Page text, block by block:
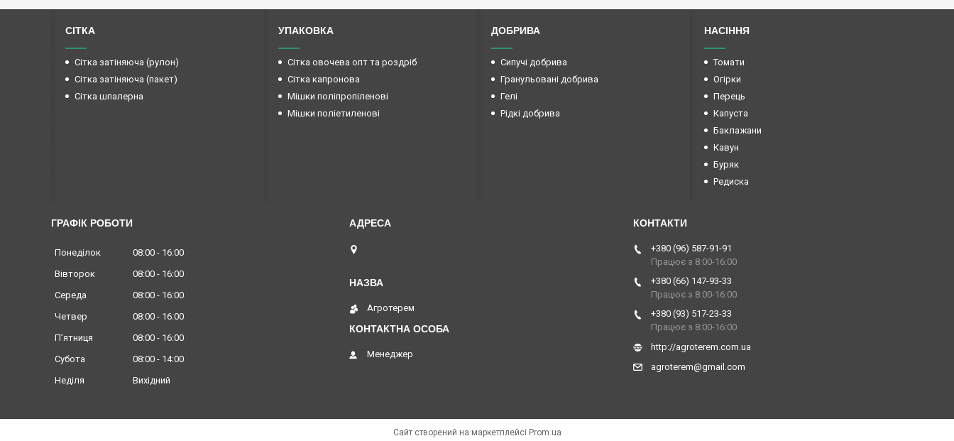
СІТКА
Сітка затіняюча (рулон)
Сітка затіняюча (пакет)
Сітка шпалерна
УПАКОВКА
Сітка овочева опт та роздріб
Сітка капронова
Мішки поліпропіленові
Мішки поліетиленові
ДОБРИВА
Сипучі добрива
Гранульовані добрива
Гелі
Рідкі добрива
НАСІННЯ
Томати
Огірки
Перець
Капуста
Баклажани
Кавун
Буряк
Редиска
ГРАФІК РОБОТИ
Понеділок 08:00
16:00
Вівторок
08:00
16:00
Середа
08:00
16:00
Четвер
08:00
16:00
Пʼятниця
08:00
16:00
Субота
08:00
14:00
Неділя
Вихідний
Агротерем
Менеджер
+380 (96) 587-91-91
Працює з 8:00-16:00
+380 (66) 147-93-33
Працює з 8:00-16:00
+380 (93) 517-23-33
Працює з 8:00-16:00
http://agroterem.com.ua
agroterem@gmail.com
Сайт створений на маркетплейсі Prom.ua